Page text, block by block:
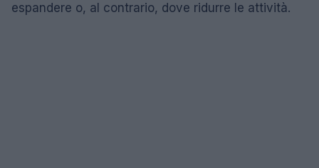
espandere o, al contrario, dove ridurre le attività.